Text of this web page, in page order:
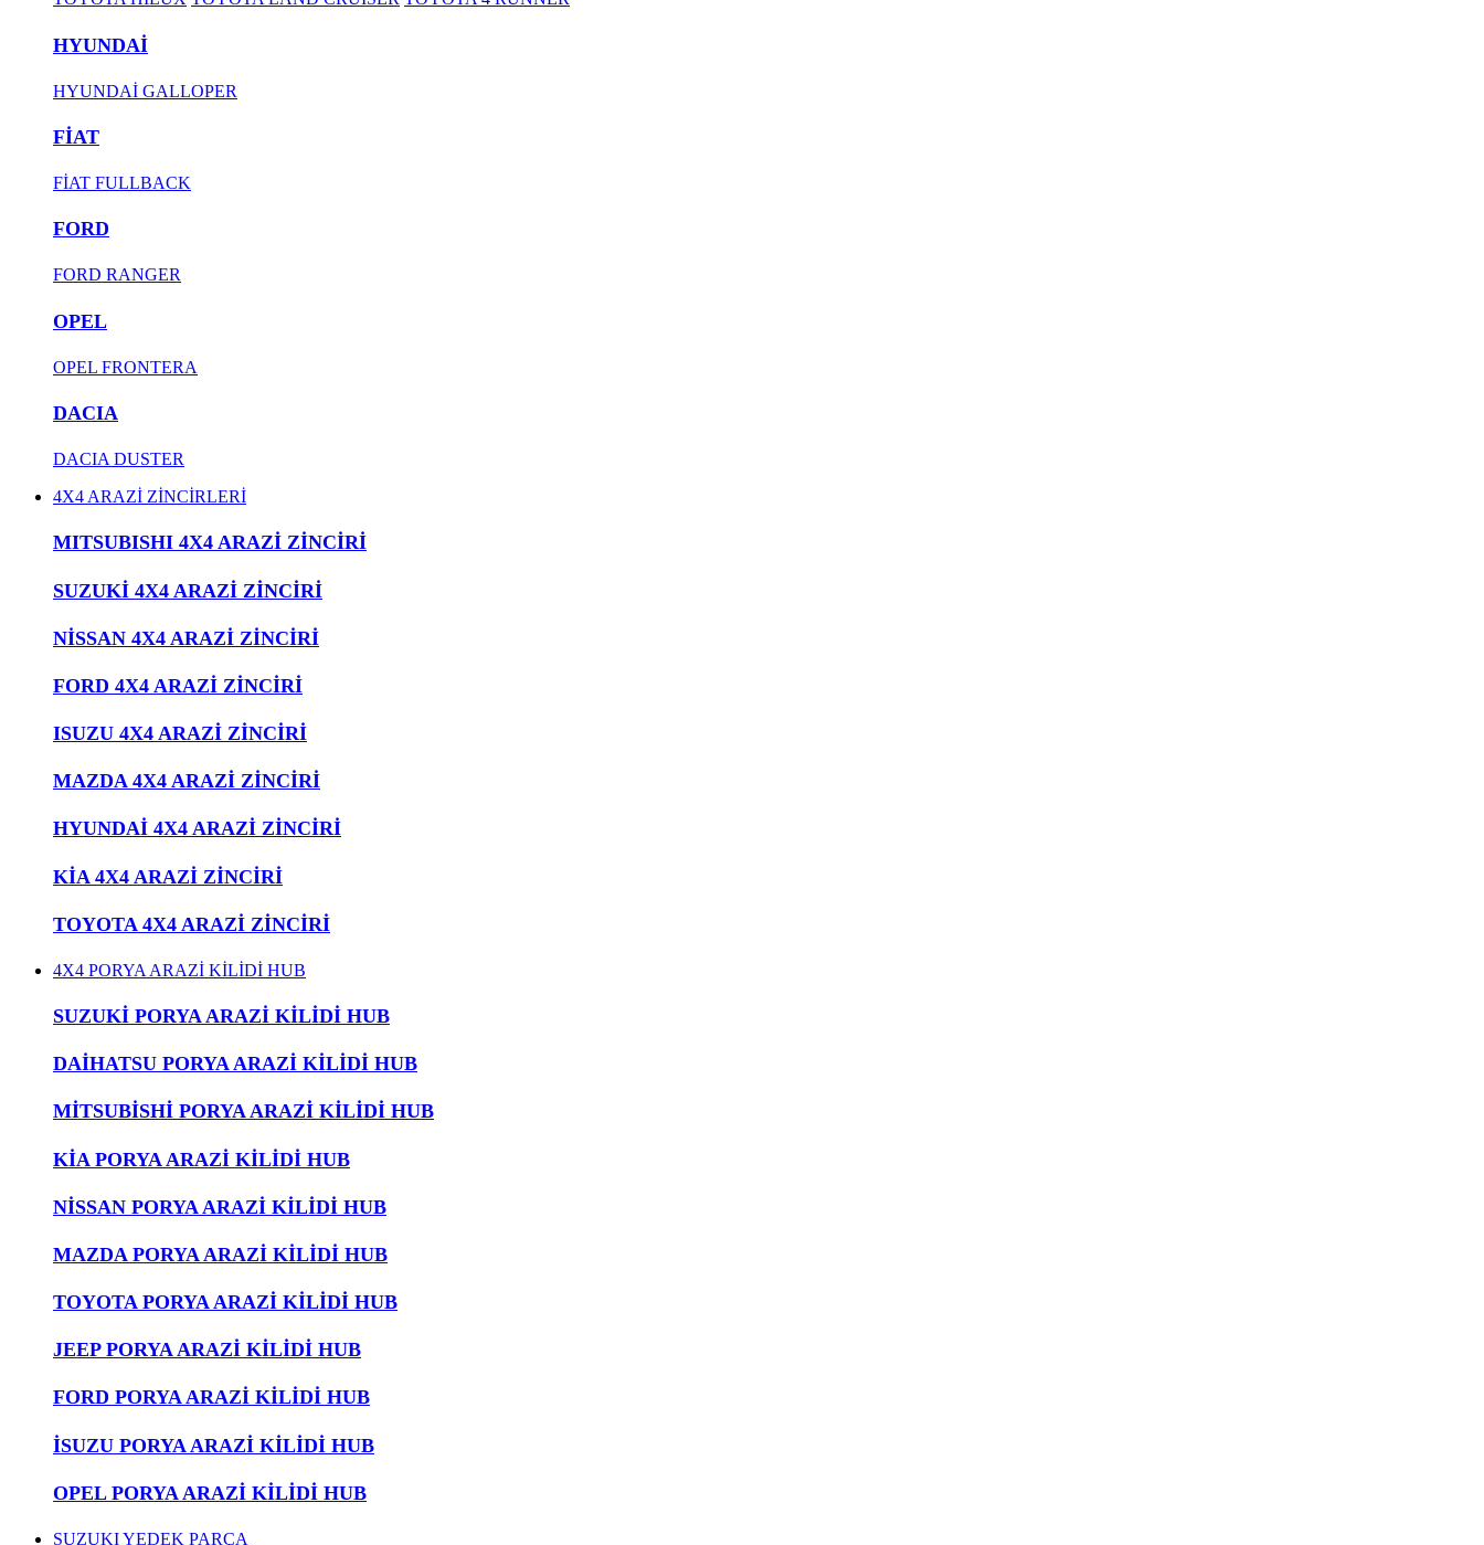
HYUNDAİ
HYUNDAİ GALLOPER
FİAT
FİAT FULLBACK
FORD
FORD RANGER
OPEL
OPEL FRONTERA
DACIA
DACIA DUSTER
4X4 ARAZİ ZİNCİRLERİ
MITSUBISHI 4X4 ARAZİ ZİNCİRİ
SUZUKİ 4X4 ARAZİ ZİNCİRİ
NİSSAN 4X4 ARAZİ ZİNCİRİ
FORD 4X4 ARAZİ ZİNCİRİ
ISUZU 4X4 ARAZİ ZİNCİRİ
MAZDA 4X4 ARAZİ ZİNCİRİ
HYUNDAİ 4X4 ARAZİ ZİNCİRİ
KİA 4X4 ARAZİ ZİNCİRİ
TOYOTA 4X4 ARAZİ ZİNCİRİ
4X4 PORYA ARAZİ KİLİDİ HUB
SUZUKİ PORYA ARAZİ KİLİDİ HUB
DAİHATSU PORYA ARAZİ KİLİDİ HUB
MİTSUBİSHİ PORYA ARAZİ KİLİDİ HUB
KİA PORYA ARAZİ KİLİDİ HUB
NİSSAN PORYA ARAZİ KİLİDİ HUB
MAZDA PORYA ARAZİ KİLİDİ HUB
TOYOTA PORYA ARAZİ KİLİDİ HUB
JEEP PORYA ARAZİ KİLİDİ HUB
FORD PORYA ARAZİ KİLİDİ HUB
İSUZU PORYA ARAZİ KİLİDİ HUB
OPEL PORYA ARAZİ KİLİDİ HUB
SUZUKI YEDEK PARÇA